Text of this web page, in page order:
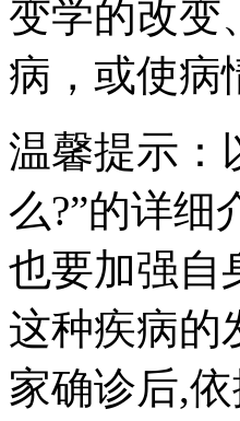
变学的改变
病，或使病
温馨提示：
么?”的详细
也要加强自
这种疾病的
家确诊后,